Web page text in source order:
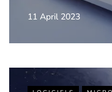
11 April 2023